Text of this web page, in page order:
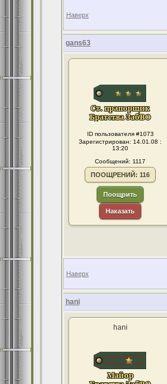
Наверх
gans63
ID пользователя #1073
Зарегистрирован: 14.01.08 :
13:20
Сообщений: 1117
ПООЩРЕНИЙ: 116
Поощрить
Наказать
Наверх
hani
hani